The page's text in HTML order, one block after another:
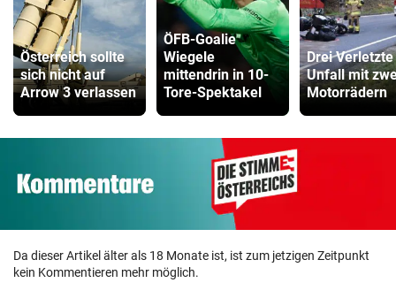
Österreich sollte
sich nicht auf
Arrow 3 verlassen
ÖFB-Goalie
Wiegele
mittendrin in 10-
Tore-Spektakel
Drei
Unfall mit
Motorrädern
Da dieser Artikel älter als 18 Monate ist, ist zum jetzigen Zeitpunkt
kein Kommentieren mehr möglich.